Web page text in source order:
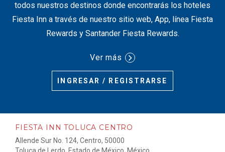
todos nuestros destinos donde encontrarás los hoteles
Fiesta Inn a través de nuestro sitio web, App, línea Fiesta
Rewards y Santander Fiesta Rewards.
Ver más
INGRESAR / REGISTRARSE
FIESTA INN TOLUCA CENTRO
Allende Sur No. 124, Centro, 50000